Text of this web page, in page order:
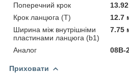
Поперечний крок
Крок ланцюга (T)
12.7
Ширина між внутрішніми
пластинами ланцюга (b1)
7.75
Аналог 08B-
Приховати